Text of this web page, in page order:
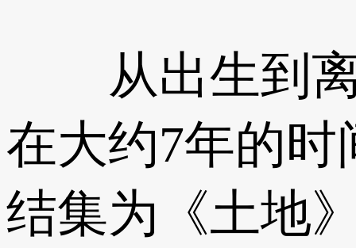
从出生到离
在大约7年的
结集为《土地